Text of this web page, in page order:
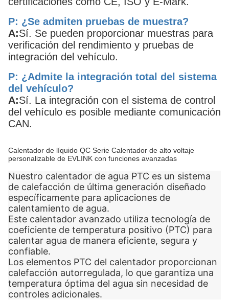
P: ¿Se admiten pruebas de muestra?
A:Sí. Se pueden proporcionar muestras para
verificación del rendimiento y pruebas de
integración del vehículo.
P: ¿Admite la integración total del sistema
del vehículo?
A:Sí. La integración con el sistema de control
del vehículo es posible mediante comunicación
CAN.
Calentador de líquido QC Serie Calentador de alto voltaje
personalizable de EVLINK con funciones avanzadas
Nuestro calentador de agua PTC es un sistema
de calefacción de última generación diseñado
específicamente para aplicaciones de
calentamiento de agua.
Este calentador avanzado utiliza tecnología de
coeficiente de temperatura positivo (PTC) para
calentar agua de manera eficiente, segura y
confiable.
Los elementos PTC del calentador proporcionan
calefacción autorregulada, lo que garantiza una
temperatura óptima del agua sin necesidad de
controles adicionales.